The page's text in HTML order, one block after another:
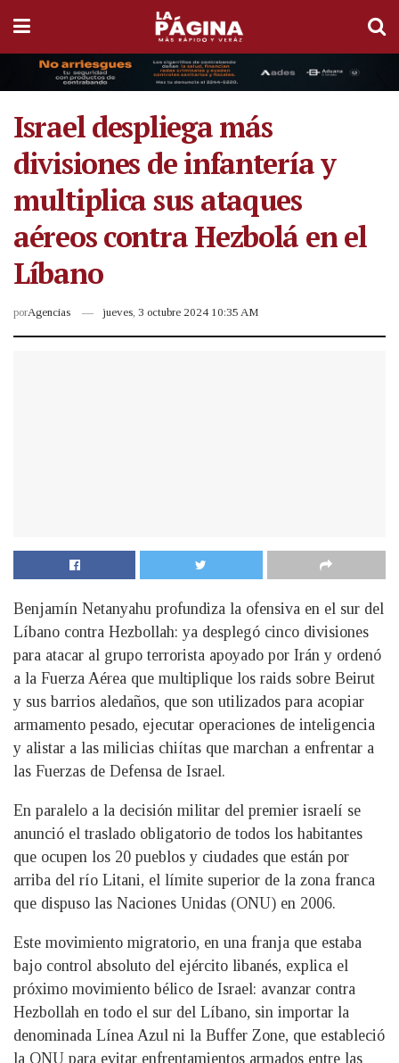
Israel despliega más
divisiones de infantería y
multiplica sus ataques
aéreos contra Hezbolá en el
Líbano
porAgencias jueves, 3 octubre 2024 10:35 AM
Benjamín Netanyahu profundiza la ofensiva en el sur del
Líbano contra Hezbollah: ya desplegó cinco divisiones
para atacar al grupo terrorista apoyado por Irán y ordenó
a la Fuerza Aérea que multiplique los raids sobre Beirut
y sus barrios aledaños, que son utilizados para acopiar
armamento pesado, ejecutar operaciones de inteligencia
y alistar a las milicias chiítas que marchan a enfrentar a
las Fuerzas de Defensa de Israel.
En paralelo a la decisión militar del premier israelí se
anunció el traslado obligatorio de todos los habitantes
que ocupen los 20 pueblos y ciudades que están por
arriba del río Litani, el límite superior de la zona franca
que dispuso las Naciones Unidas (ONU) en 2006.
Este movimiento migratorio, en una franja que estaba
bajo control absoluto del ejército libanés, explica el
próximo movimiento bélico de Israel: avanzar contra
Hezbollah en todo el sur del Líbano, sin importar la
denominada Línea Azul ni la Buffer Zone, que estableció
la ONU para evitar enfrentamientos armados entre las